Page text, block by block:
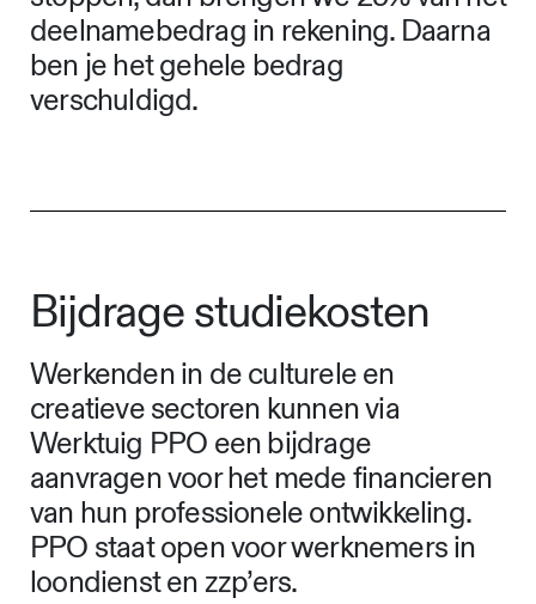
deelnamebedrag in rekening. Daarna
ben je het gehele bedrag
verschuldigd.
Bijdrage studiekosten
Werkenden in de culturele en
creatieve sectoren kunnen via
Werktuig PPO een bijdrage
aanvragen voor het mede financieren
van hun professionele ontwikkeling.
PPO staat open voor werknemers in
loondienst en zzp’ers.